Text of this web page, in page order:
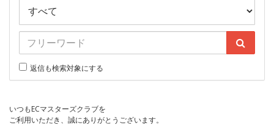
返信も検索対象にする
いつもECマスターズクラブを
ご利用いただき、誠にありがとうございます。